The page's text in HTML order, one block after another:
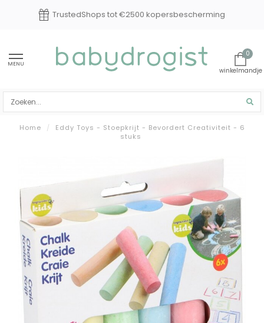
TrustedShops tot €2500 kopersbescherming
MENU
0
Home /
Eddy Toys - Stoepkrijt - Bevordert Creativiteit - 6
stuks